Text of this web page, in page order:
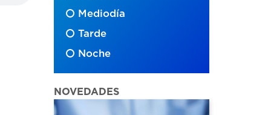
Mediodía
Tarde
Noche
NOVEDADES